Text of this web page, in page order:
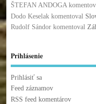
ŠTEFAN ANDOGA
Dodo Keselakkomentoval
Rudolf Sándorkomentoval
Prihlásenie
Prihlásiť sa
Feed záznamov
RSS feed komentárov